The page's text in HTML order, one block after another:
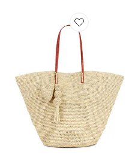
Favorite SAC